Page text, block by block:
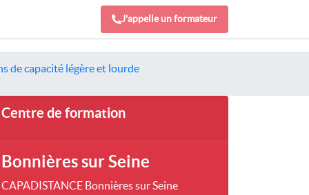
J'appelle un formateur
de capacité légère et lourde
Centre de formation
Bonnières sur Seine
CAPADISTANCE Bonnières sur Seine